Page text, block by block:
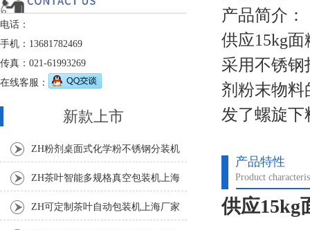
产品简介：
供应15kg
采用不锈
剂粉末物料
发了螺旋下
产品特性
Product
供应15kg
电话：
手机：13681782469
传真：021-61993269
在线客服：
新款上市
ZH粉剂桌面式化学粉不锈钢分装机
ZH茶叶智能多规格真空包装机上海
厂家 ZH可定制茶叶自动包装机上海厂家